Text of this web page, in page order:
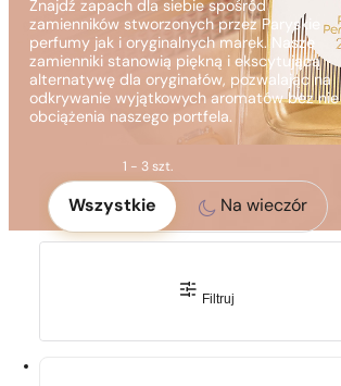
1 - 3 szt.
Znajdź zapach dla siebie spośród
zamienników stworzonych przez Paryskie
perfumy jak i oryginalnych marek. Nasze
zamienniki stanowią piękną i ekscytującą
alternatywę dla oryginałów, pozwalając na
odkrywanie wyjątkowych aromatów bez nie
obciążenia naszego portfela.
Okoliczność
Wszystkie Na wieczór
Filtruj